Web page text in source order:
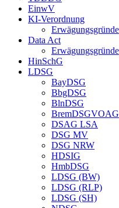
EinwV
KI-Verordnung
Erwägungsgründe
Data Act
Erwägungsgründe
HinSchG
LDSG
BayDSG
BbgDSG
BlnDSG
BremDSGVOAG
DSAG LSA
DSG MV
DSG NRW
HDSIG
HmbDSG
LDSG (BW)
LDSG (RLP)
LDSG (SH)